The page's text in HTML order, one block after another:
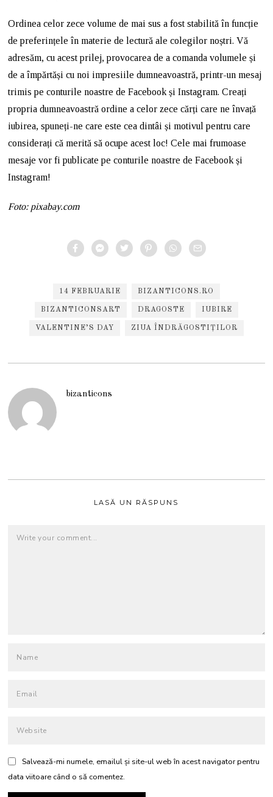
Ordinea celor zece volume de mai sus a fost stabilită în funcție
de preferințele în materie de lectură ale colegilor noștri. Vă
adresăm, cu acest prilej, provocarea de a comanda volumele și
de a împărtăși cu noi impresiile dumneavoastră, printr-un mesaj
trimis pe conturile noastre de Facebook și Instagram. Creați
propria dumneavoastră ordine a celor zece cărți care ne învață
iubirea, spuneți-ne care este cea dintâi și motivul pentru care
considerați că merită să ocupe acest loc! Cele mai frumoase
mesaje vor fi publicate pe conturile noastre de Facebook și
Instagram!
Foto: pixabay.com
14 FEBRUARIE BIZANTICONS.RO
BIZANTICONSART DRAGOSTE IUBIRE
VALENTINE’S DAY ZIUA ÎNDRĂGOSTIȚILOR
bizanticons
LASĂ UN RĂSPUNS
Salvează-mi numele, emailul și site-ul web în acest navigator pentru
data viitoare când o să comentez.